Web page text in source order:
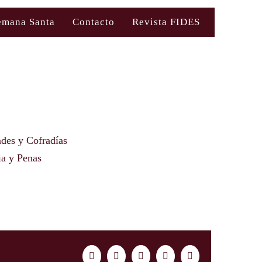
Santa Contacto Revista FIDES
y Cofradías
y Penas
FacebookTwitter LinkedInWhatsAppCorreo